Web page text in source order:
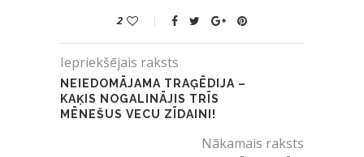
2
Iepriekšējais raksts
NEIEDOMĀJAMA TRAĢĒDIJA –
KAĶIS NOGALINĀJIS TRĪS
MĒNEŠUS VECU ZĪDAINI!
Nākamais raksts